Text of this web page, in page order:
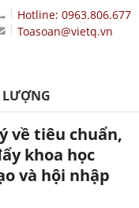
Hotline: 0963.806.677
Toasoan@vietq.vn
LƯỢNG
về tiêu chuẩn,
khoa học
và hội nhập